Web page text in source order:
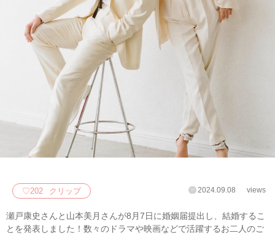
♡202 クリップ 2024.09.08 views
瀬戸康史さんと山本美月さんが8月7日に婚姻届提出し、結婚するこ
とを発表しました！数々のドラマや映画などで活躍するお二人のご